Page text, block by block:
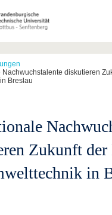
Nachwuchstalente diskutieren
Breslau
Zukunft der
in